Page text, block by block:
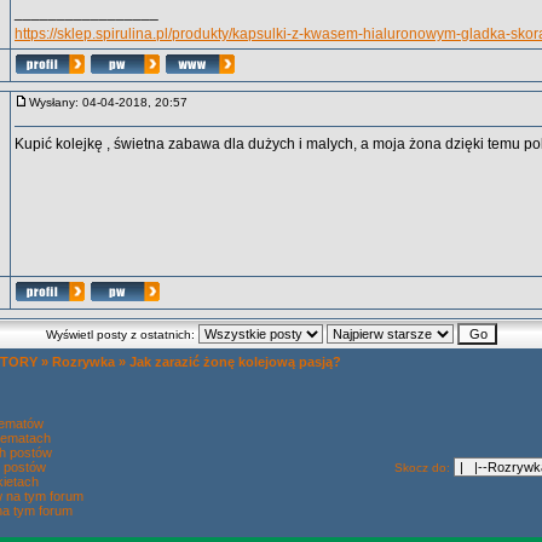
https://sklep.spirulina.pl/produkty/kapsulki-z-kwasem-hialuronowym-gladka-
Wysłany: 04-04-2018, 20:57
Kupić kolejkę , świetna zabawa dla dużych i malych, a moja żona dzięki temu
Wyświetl posty z ostatnich:
» Rozrywka » Jak zarazić żonę kolejową pasją?
postów
na tym forum
tym forum
Skocz do: